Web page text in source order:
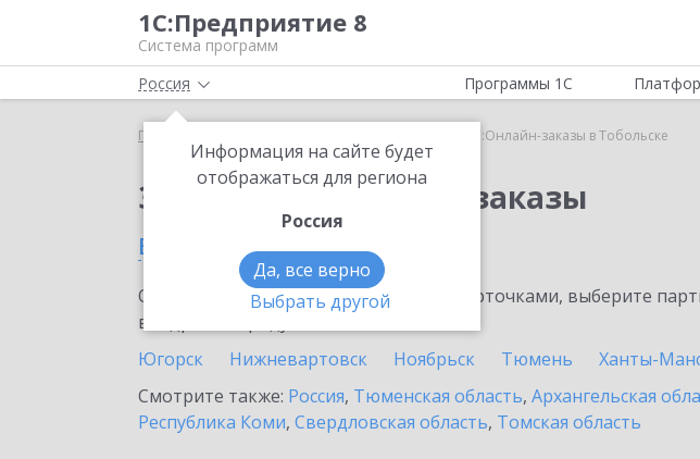
1С:Предприятие 8
Система программ
Россия
Информация на сайте будет
отображаться для региона
Россия
Да, все верно
Выбрать другой
Программы 1С
Главная 1С:Онлайн-заказы в Тобольске
Заказать 1С:Онлайн-заказы
в Тобольске
Ознакомьтесь с информационными карточками, выберите
внедрение продукта.
Югорск
Нижневартовск Ноябрьск Тюмень Ханты-
Смотрите также: Россия, Тюменская область, Архангельская
Республика Коми, Свердловская область, Томская область